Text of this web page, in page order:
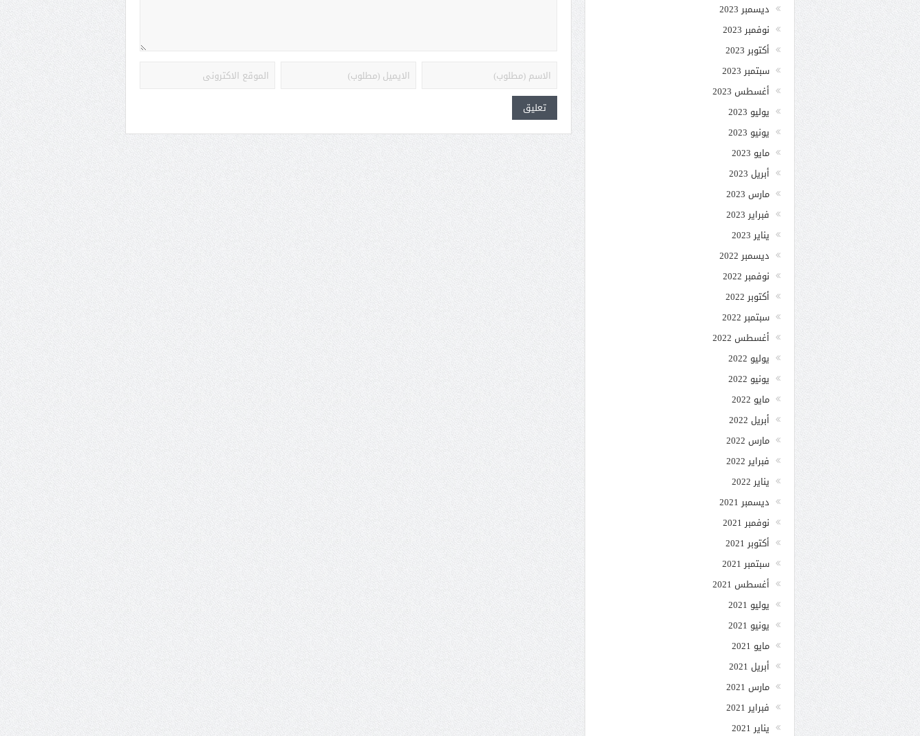
ديسمبر 2023
نوفمبر 2023
أكتوبر 2023
سبتمبر 2023
أغسطس 2023
يوليو 2023
يونيو 2023
مايو 2023
أبريل 2023
مارس 2023
فبراير 2023
يناير 2023
ديسمبر 2022
نوفمبر 2022
أكتوبر 2022
سبتمبر 2022
أغسطس 2022
يوليو 2022
يونيو 2022
مايو 2022
أبريل 2022
مارس 2022
فبراير 2022
يناير 2022
ديسمبر 2021
نوفمبر 2021
أكتوبر 2021
سبتمبر 2021
أغسطس 2021
يوليو 2021
يونيو 2021
مايو 2021
أبريل 2021
مارس 2021
فبراير 2021
يناير 2021